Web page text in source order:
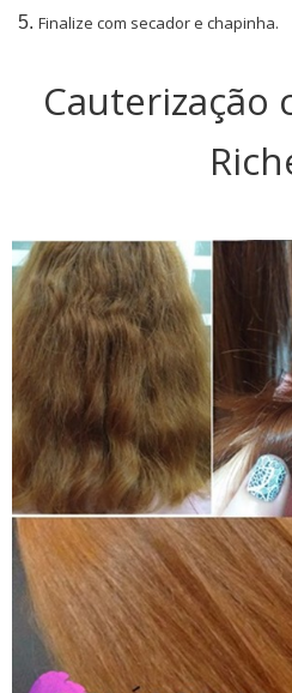
Finalize com secador e chapinha.
Cauterização